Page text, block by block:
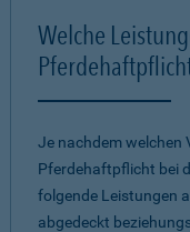
Welche
Je nachdem welchen
Pferdehaftpflicht bei
folgende Leistungen
abgedeckt